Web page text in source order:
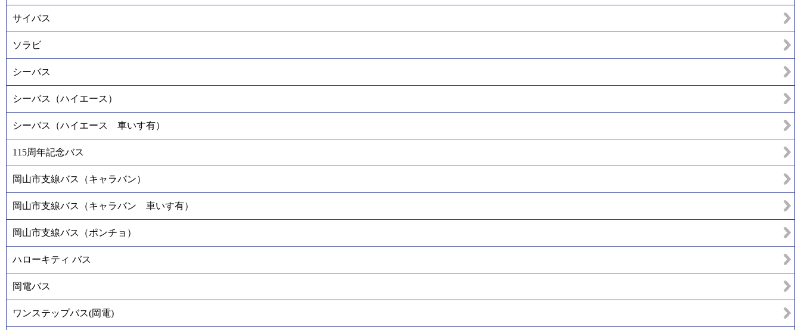
サイバス
ソラビ
シーバス
シーバス（ハイエース）
シーバス（ハイエース 車いす有）
115周年記念バス
岡山市支線バス（キャラバン）
岡山市支線バス（キャラバン 車いす有）
岡山市支線バス（ポンチョ）
ハローキティ バス
岡電バス
ワンステップバス(岡電)